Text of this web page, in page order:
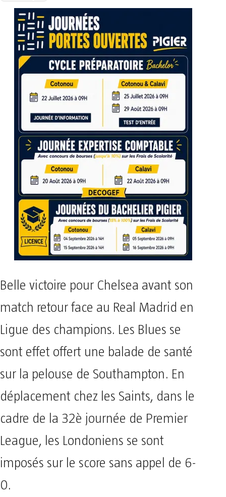
Belle victoire pour Chelsea avant son
match retour face au Real Madrid en
Ligue des champions. Les Blues se
sont effet offert une balade de santé
sur la pelouse de Southampton. En
déplacement chez les Saints, dans le
cadre de la 32è journée de Premier
League, les Londoniens se sont
imposés sur le score sans appel de 6-
0.